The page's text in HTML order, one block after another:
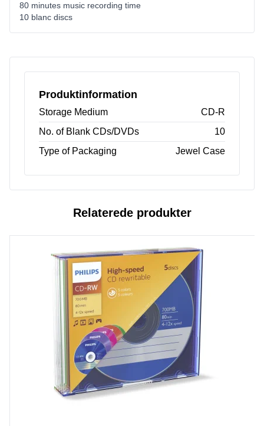
80 minutes music recording time
10 blanc discs
Produktinformation
Storage Medium
CD-R
No. of Blank CDs/DVDs
10
Type of Packaging
Jewel Case
Relaterede produkter